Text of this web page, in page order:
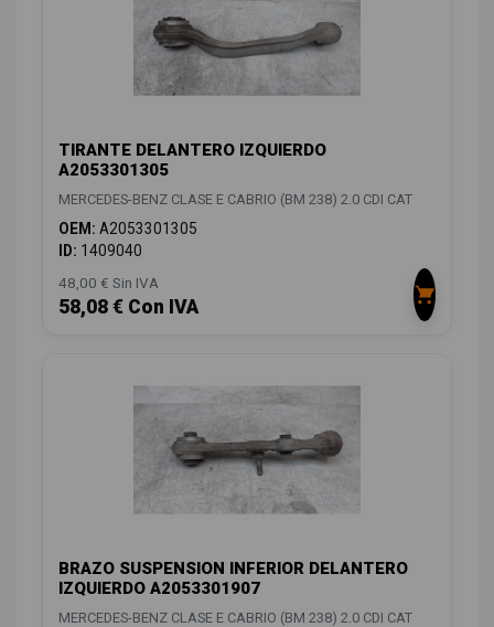
TIRANTE DELANTERO IZQUIERDO
A2053301305
MERCEDES-BENZ CLASE E CABRIO (BM 238) 2.0 CDI CAT
OEM: A2053301305
ID: 1409040
48,00 € Sin IVA
58,08 € Con IVA
BRAZO SUSPENSION INFERIOR DELANTERO
IZQUIERDO A2053301907
MERCEDES-BENZ CLASE E CABRIO (BM 238) 2.0 CDI CAT